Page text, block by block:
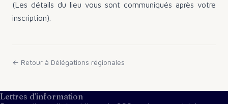
(Les détails du lieu vous sont communiqués après votre
inscription).
← Retour à Délégations régionales
Lettres d'information